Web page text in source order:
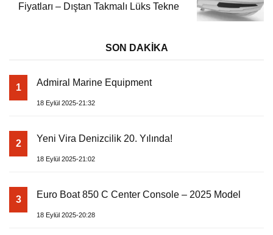
Fiyatları – Dıştan Takmalı Lüks Tekne
SON DAKİKA
1 Admiral Marine Equipment
18 Eylül 2025-21:32
2 Yeni Vira Denizcilik 20. Yılında!
18 Eylül 2025-21:02
3 Euro Boat 850 C Center Console – 2025 Model
18 Eylül 2025-20:28